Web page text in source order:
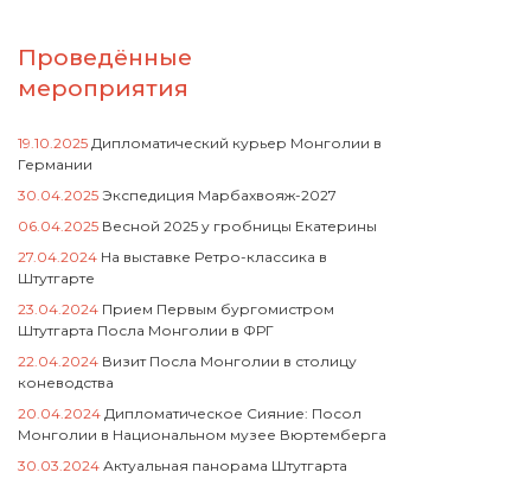
Проведённые
мероприятия
19.10.2025 Дипломатический курьер Монголии в
Германии
30.04.2025 Экспедиция Марбахвояж-2027
06.04.2025 Весной 2025 у гробницы Екатерины
27.04.2024 На выставке Ретро-классика в
Штутгарте
23.04.2024 Прием Первым бургомистром
Штутгарта Посла Монголии в ФРГ
22.04.2024 Визит Посла Монголии в столицу
коневодства
20.04.2024 Дипломатическое Сияние: Посол
Монголии в Национальном музее Вюртемберга
30.03.2024 Актуальная панорама Штутгарта